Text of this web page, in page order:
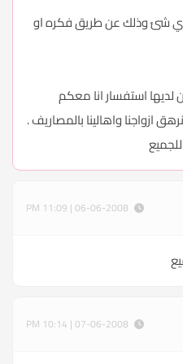
اي شئ وذلك عن طريق فكره او
استفسار انا معكم
ازواجنا واهالينا بالمصاريف .